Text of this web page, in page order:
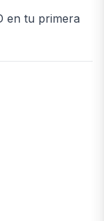
en tu primera